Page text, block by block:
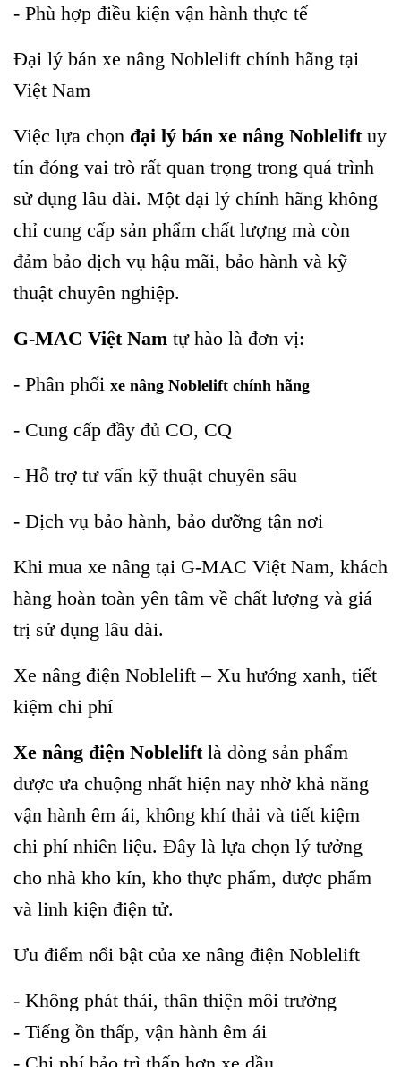
- Phù hợp điều kiện vận hành thực tế
Đại lý bán xe nâng Noblelift chính hãng tại
Việt Nam
Việc lựa chọn đại lý bán xe nâng Nobleliftuy
tín đóng vai trò rất quan trọng trong quá trình
sử dụng lâu dài. Một đại lý chính hãng không
chỉ cung cấp sản phẩm chất lượng mà còn
đảm bảo dịch vụ hậu mãi, bảo hành và kỹ
thuật chuyên nghiệp.
G-MAC Việt Nam tự hào là đơn vị:
- Phân phối xe nâng Noblelift chính hãng
- Cung cấp đầy đủ CO, CQ
- Hỗ trợ tư vấn kỹ thuật chuyên sâu
- Dịch vụ bảo hành, bảo dưỡng tận nơi
Khi mua xe nâng tại G-MAC Việt Nam, khách
hàng hoàn toàn yên tâm về chất lượng và giá
trị sử dụng lâu dài.
Xe nâng điện Noblelift – Xu hướng xanh, tiết
kiệm chi phí
Xe nâng điện Nobleliftlà dòng sản phẩm
được ưa chuộng nhất hiện nay nhờ khả năng
vận hành êm ái, không khí thải và tiết kiệm
chi phí nhiên liệu. Đây là lựa chọn lý tưởng
cho nhà kho kín, kho thực phẩm, dược phẩm
và linh kiện điện tử.
Ưu điểm nổi bật của xe nâng điện Noblelift
- Không phát thải, thân thiện môi trường
- Tiếng ồn thấp, vận hành êm ái